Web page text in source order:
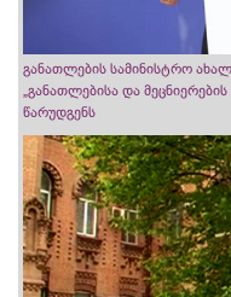
განათლების სამინისტრო
„განათლებისა და
წარუდგენს